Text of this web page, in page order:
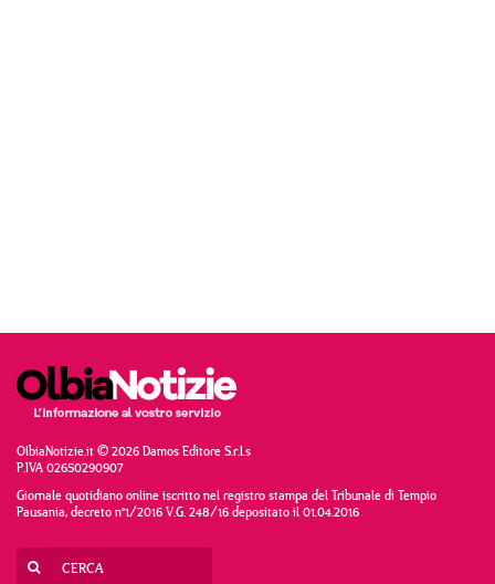
OlbiaNotizie.it © 2026 Damos Editore S.r.l.s
P.IVA 02650290907
Giornale quotidiano online iscritto nel registro stampa del Tribunale di Tempio
Pausania, decreto n°1/2016 V.G. 248/16 depositato il 01.04.2016